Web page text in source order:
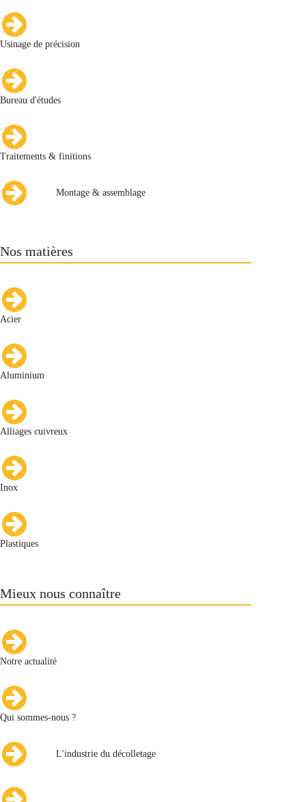
Usinage de précision
Bureau d'études
Traitements & finitions
Montage & assemblage
Nos matières
Acier
Aluminium
Alliages cuivreux
Inox
Plastiques
Mieux nous connaître
Notre actualité
Qui sommes-nous ?
L'industrie du décolletage